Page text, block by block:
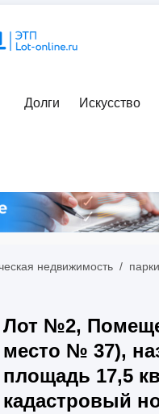
Долги Искусство
недвижимость /
Лот №2,
место № 37),
площадь 17,5
кадастровый